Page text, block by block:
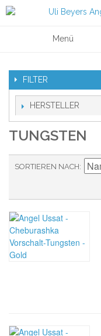
Menü
FILTER
HERSTELLER
TUNGSTEN
SORTIEREN NACH